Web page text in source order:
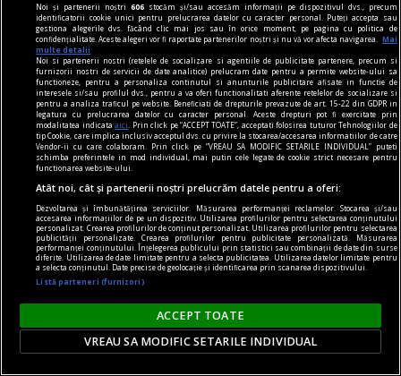
Nu mai servi avocado cu pâine prăjită! Cele două
ingrediente care trebuie folosite pentru un mic
dejun mult mai sănătos
Cu toții știm deja cât de important este micul
dejun pentru buna funcționare a organismului
nostru. Iar nutriționiștii din întreaga lume
vorbesc despre avocado ca despre alegerea
perfectă pentru prima masă a zilei.
Noi și partenerii noștri606 stocăm și/sau accesăm informații pe dispozitivul dvs., precum
identificatorii cookie unici pentru prelucrarea datelor cu caracter personal. Puteți accepta sau
gestiona alegerile dvs. făcând clic mai jos sau în orice moment, pe pagina cu politica de
confidențialitate. Aceste alegeri vor fi raportate partenerilor noștri și nu vă vor afecta navigarea.
Mai
multe detalii
Noi si partenerii nostri (retelele de socializare si agentiile de publicitate partenere, precum si
furnizorii nostri de servicii de date analitice) prelucram date pentru a permite website-ului sa
functioneze, pentru a personaliza continutul si anunturile publicitare afisate in functie de
interesele si/sau profilul dvs., pentru a va oferi functionalitati aferente retelelor de socializare si
pentru a analiza traficul pe website. Beneficiati de drepturile prevazute de art. 15-22 din GDPR in
legatura cu prelucrarea datelor cu caracter personal. Aceste drepturi pot fi exercitate prin
modalitatea indicataaici
. Prin click pe “ACCEPT TOATE”, acceptati folosirea tuturor Tehnologiilor de
tip Cookie, care implica inclusiv acceptul dvs. cu privire la stocarea/accesarea informatiilor de catre
Vendor-ii cu care colaboram. Prin click pe “VREAU SA MODIFIC SETARILE INDIVIDUAL” puteti
schimba preferintele in mod individual, mai putin cele legate de cookie strict necesare pentru
functionarea website-ului.
Atât noi, cât și partenerii noștri prelucrăm datele pentru a oferi:
Dezvoltarea și îmbunătățirea serviciilor. Măsurarea performanței reclamelor. Stocarea și/sau
accesarea informațiilor de pe un dispozitiv. Utilizarea profilurilor pentru selectarea conținutului
personalizat. Crearea profilurilor de conținut personalizat. Utilizarea profilurilor pentru selectarea
publicității personalizate. Crearea profilurilor pentru publicitate personalizată. Măsurarea
performanței conținutului. Înțelegerea publicului prin statistici sau combinații de date din surse
diferite. Utilizarea de date limitate pentru a selecta publicitatea. Utilizarea datelor limitate pentru
a selecta conținutul. Date precise de geolocație și identificarea prin scanarea dispozitivului.
Listă parteneri (furnizori)
ACCEPT TOATE
VREAU SA MODIFIC SETARILE INDIVIDUAL